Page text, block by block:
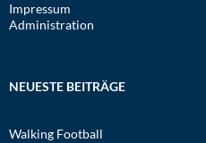
Impressum
Administration
NEUESTE BEITRÄGE
Walking Football